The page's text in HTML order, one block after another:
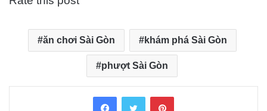
ăn chơi Sài Gòn khám phá Sài Gòn
phượt Sài Gòn
FacebookTwitter Pinterest